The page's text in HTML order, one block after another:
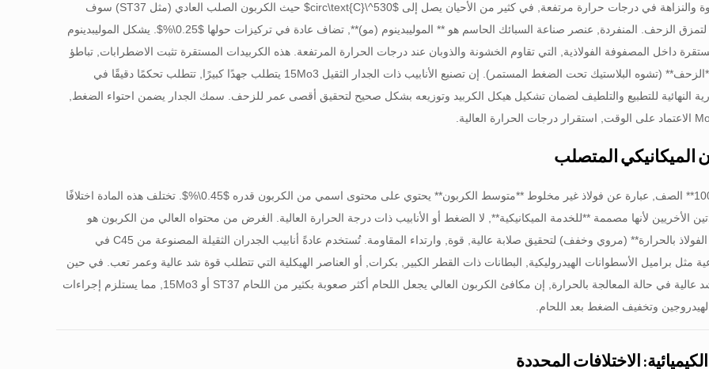
والنزاهة في درجات حرارة مرتفعة, في كثير من الأحيان يصل إلى $530^\circ\text{C}$
حيث الكربون الصلب العادي (مثل ST37) سوف
الزحف. المنفردة, عنصر صناعة السبائك الحاسم هو ** الموليبدينوم (مو)**, تضاف عادة في تركيزات حولها $0.25\%$
. يشكل الموليبدينوم
داخل المصفوفة الفولاذية, التي تقاوم الخشونة والذوبان عند درجات الحرارة المرتفعة. هذه الكربيدات المستقرة تثبت الاضطرابات, تباطؤ
كبير في معدل **الزحف** (تشوه البلاستيك تحت الضغط المستمر). إن تصنيع الأنابيب ذات الجدار الثقيل 15Mo3 يتطلب جهدًا كبيرًا, تتطلب تحكمًا دقيقًا في
النهائية للتطبيع والتلطيف لضمان تشكيل هيكل الكربيد وتوزيعه بشكل صحيح لتحقيق أقصى عمر للزحف. سمك الجدار يضمن احتواء الضغط,
$0.45\%$
. تختلف هذه المادة اختلافًا
الأخريين لأنها مصممة **للخدمة الميكانيكية**, لا الضغط أو الأنابيب ذات درجة الحرارة العالية. الغرض من محتواه العالي من الكربون هو
السماح بمعالجة الفولاذ بالحرارة** (مروي وخفف) لتحقيق صلابة عالية, قوة, وارتداء المقاومة. تُستخدم عادةً أنابيب الجدران الثقيلة المصنوعة من C45 في
مثل براميل الأسطوانات الهيدروليكية, البطانات ذات القطر الكبير, بكرات, أو العناصر الهيكلية التي تتطلب قوة شد عالية وعمر تعب. في حين
أنها تمتلك قوة شد عالية في حالة المعالجة بالحرارة, إن مكافئ الكربون العالي يجعل اللحام أكثر صعوبة بكثير من اللحام ST37 أو 15Mo3, مما يستلزم إجراءات
وتخفيف الضغط بعد اللحام.